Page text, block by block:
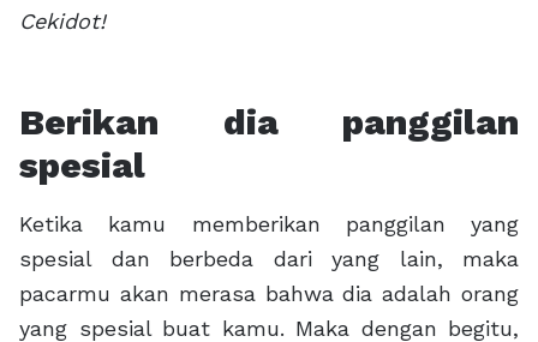
Cekidot!
Berikan dia panggilan
spesial
Ketika kamu memberikan panggilan yang
spesial dan berbeda dari yang lain, maka
pacarmu akan merasa bahwa dia adalah orang
yang spesial buat kamu. Maka dengan begitu,